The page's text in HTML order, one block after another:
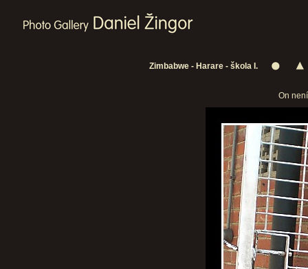
Zimbabwe - Harare - škola I.
On